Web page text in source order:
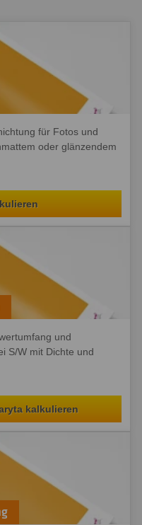
für Fotos und
oder glänzendem
und
S/W mit Dichte und
kalkulieren